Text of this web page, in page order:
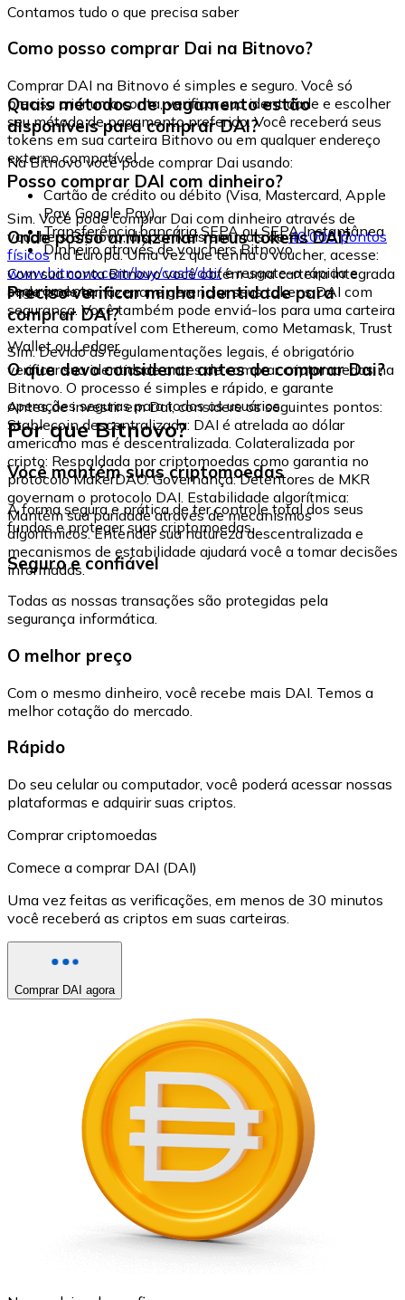
Contamos tudo o que precisa saber
Como posso comprar Dai na Bitnovo?
Comprar DAI na Bitnovo é simples e seguro. Você só
precisa criar uma conta, verificar sua identidade e escolher
seu método de pagamento preferido. Você receberá seus
tokens em sua carteira Bitnovo ou em qualquer endereço
externo compatível.
Quais métodos de pagamento estão
disponíveis para comprar DAI?
Na Bitnovo você pode comprar Dai usando:
Cartão de crédito ou débito (Visa, Mastercard, Apple
Pay, Google Pay)
Transferência bancária SEPA ou SEPA Instantânea
Dinheiro através de vouchers Bitnovo
Posso comprar DAI com dinheiro?
Sim. Você pode comprar Dai com dinheiro através de
vouchers Bitnovo, disponíveis em mais de40.000 pontos
físicosna Europa. Uma vez que tenha o voucher, acesse:
www.bitnovo.com/buy/cash/dai/e resgate-o rápida e
seguramente.
Onde posso armazenar meus tokens DAI?
Com sua conta Bitnovo você obtém uma carteira integrada
onde pode armazenar e gerenciar seus tokens DAI com
segurança. Você também pode enviá-los para uma carteira
externa compatível com Ethereum, como Metamask, Trust
Wallet ou Ledger.
Preciso verificar minha identidade para
comprar DAI?
Sim. Devido às regulamentações legais, é obrigatório
verificar sua identidade antes de comprar criptomoedas na
Bitnovo. O processo é simples e rápido, e garante
operações seguras para todos os usuários.
O que devo considerar antes de comprar Dai?
Antes de investir em Dai, considere os seguintes pontos:
Stablecoin descentralizada: DAI é atrelada ao dólar
americano mas é descentralizada. Colateralizada por
cripto: Respaldada por criptomoedas como garantia no
protocolo MakerDAO. Governança: Detentores de MKR
governam o protocolo DAI. Estabilidade algorítmica:
Mantém sua paridade através de mecanismos
algorítmicos. Entender sua natureza descentralizada e
mecanismos de estabilidade ajudará você a tomar decisões
informadas.
Por que Bitnovo?
Você mantém suas criptomoedas
A forma segura e prática de ter controle total dos seus
fundos e proteger suas criptomoedas.
Seguro e confiável
Todas as nossas transações são protegidas pela
segurança informática.
O melhor preço
Com o mesmo dinheiro, você recebe mais DAI. Temos a
melhor cotação do mercado.
Rápido
Do seu celular ou computador, você poderá acessar nossas
plataformas e adquirir suas criptos.
Comprar criptomoedas
Comece a comprar DAI (DAI)
Uma vez feitas as verificações, em menos de 30 minutos
você receberá as criptos em suas carteiras.
Comprar DAI agora